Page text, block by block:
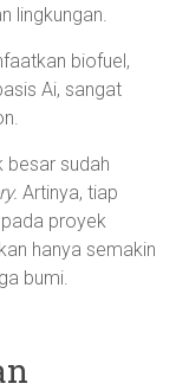
lingkungan.
biofuel,
Ai, sangat
besar sudah
Artinya, tiap
proyek
hanya semakin
bumi.